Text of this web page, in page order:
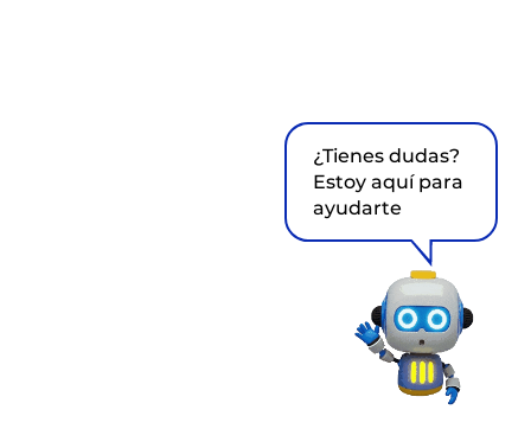
¿Tienes dudas?
Estoy aquí para
ayudarte